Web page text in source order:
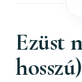
Ezüst
hosszú)